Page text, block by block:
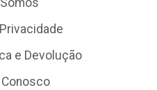
e Devolução